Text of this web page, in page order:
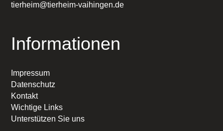
tierheim@tierheim-vaihingen.de
Informationen
Impressum
Datenschutz
Kontakt
Wichtige Links
Unterstützen Sie uns